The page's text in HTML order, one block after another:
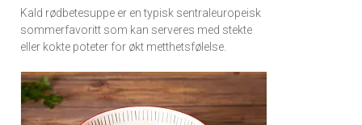
Kald rødbetesuppe er en typisk sentraleuropeisk
sommerfavoritt som kan serveres med stekte
eller kokte poteter for økt metthetsfølelse.